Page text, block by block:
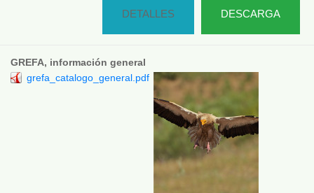
DESCARGA
DETALLES
GREFA, información general
grefa_catalogo_general.pdf